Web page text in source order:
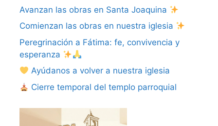
Avanzan las obras en Santa Joaquina
Comienzan las obras en nuestra iglesia
Peregrinación a Fátima: fe, convivencia y
esperanza
Ayúdanos a volver a nuestra iglesia
Cierre temporal del templo parroquial